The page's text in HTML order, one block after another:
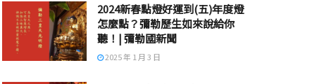
2024新春點燈好運到(五)年度燈
怎麼點？彌勒歷生如來說給你
聽！| 彌勒國新聞
2025 年 1 月 3 日